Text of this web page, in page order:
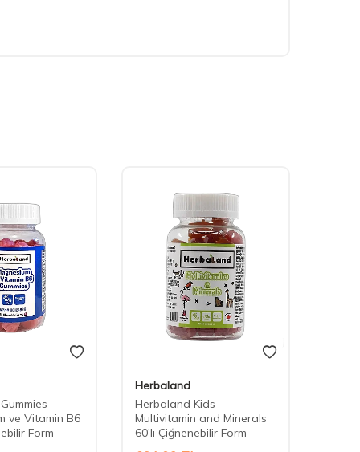
ve Vitamin B6
Form
Herbaland
Herbaland Kids
Multivitamin and Minerals
60'lı Çiğnenebilir Form